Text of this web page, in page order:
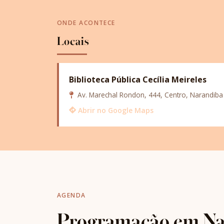
ONDE ACONTECE
Locais
Biblioteca Pública Cecília Meireles
Av. Marechal Rondon, 444, Centro, Narandiba
Abrir no Google Maps
AGENDA